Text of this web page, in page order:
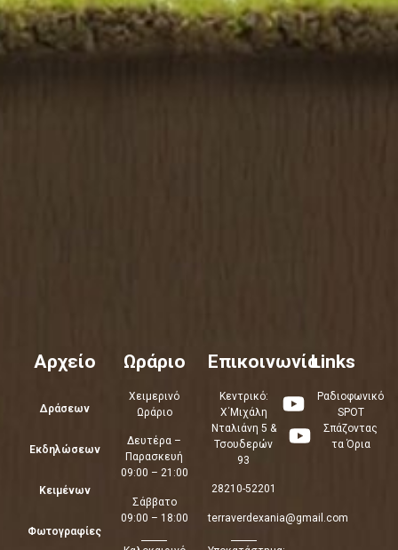
Αρχείο
Δράσεων
Εκδηλώσεων
Κειμένων
Φωτογραφίες
Ωράριο
Χειμερινό
Ωράριο
Δευτέρα –
Παρασκευή
09:00 – 21:00
Σάββατο
09:00 – 18:00
Επικοινωνία
Κεντρικό:
Χ΄Μιχάλη
Νταλιάνη 5 &
Τσουδερών
93
28210-52201
terraverdexania@gmail.com
Links
Ραδιοφωνικό
SPOT
Σπάζοντας
τα Όρια